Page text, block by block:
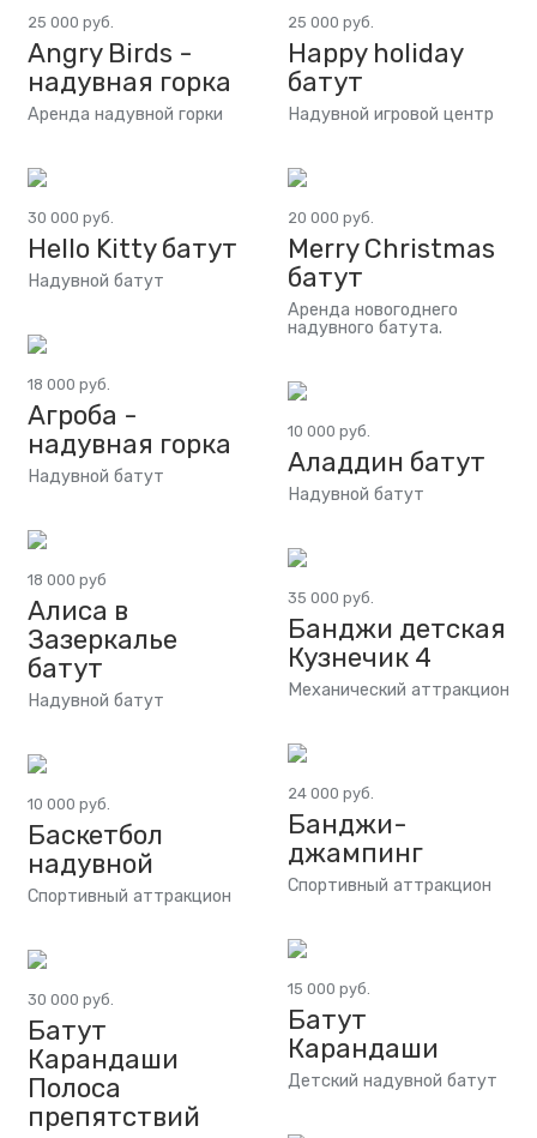
25 000 руб.
Angry Birds -
надувная горка
Аренда надувной горки
25 000 руб.
Happy holiday
батут
Надувной игровой центр
30 000 руб.
Hello Kitty батут
Надувной батут
20 000 руб.
Merry Christmas
батут
Аренда новогоднего
надувного батута.
18 000 руб.
Агроба -
надувная горка
Надувной батут
10 000 руб.
Аладдин батут
Надувной батут
18 000 руб
Алиса в
Зазеркалье
батут
Надувной батут
35 000 руб.
Банджи детская
Кузнечик 4
Механический аттракцион
24 000 руб.
Банджи-
джампинг
Спортивный аттракцион
10 000 руб.
Баскетбол
надувной
Спортивный аттракцион
15 000 руб.
Батут
Карандаши
Детский надувной батут
30 000 руб.
Батут
Карандаши
Полоса
препятствий